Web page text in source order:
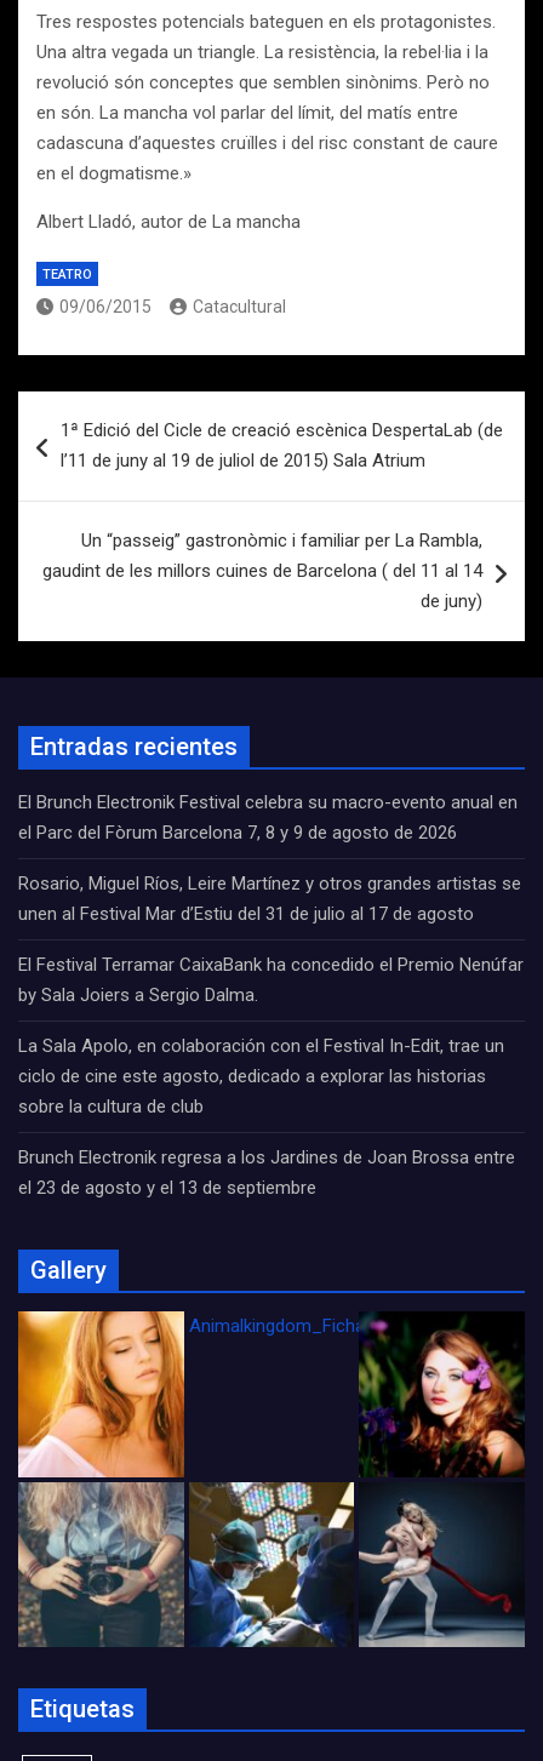
Tres respostes potencials bateguen en els protagonistes.
Una altra vegada un triangle. La resistència, la rebel·lia i la
revolució són conceptes que semblen sinònims. Però no
en són. La mancha vol parlar del límit, del matís entre
cadascuna d’aquestes cruïlles i del risc constant de caure
en el dogmatisme.»
Albert Lladó, autor de La mancha
TEATRO
09/06/2015 Catacultural
de
1ª Edició del Cicle de creació escènica DespertaLab (de
l’11 de juny al 19 de juliol de 2015) Sala Atrium
Un “passeig” gastronòmic i familiar per La Rambla,
gaudint de les millors cuines de Barcelona ( del 11 al 14
de juny)
Entradas recientes
El Brunch Electronik Festival celebra su macro-evento anual en
el Parc del Fòrum Barcelona 7, 8 y 9 de agosto de 2026
Rosario, Miguel Ríos, Leire Martínez y otros grandes artistas se
unen al Festival Mar d’Estiu del 31 de julio al 17 de agosto
El Festival Terramar CaixaBank ha concedido el Premio Nenúfar
by Sala Joiers a Sergio Dalma.
La Sala Apolo, en colaboración con el Festival In-Edit, trae un
ciclo de cine este agosto, dedicado a explorar las historias
sobre la cultura de club
Brunch Electronik regresa a los Jardines de Joan Brossa entre
el 23 de agosto y el 13 de septiembre
Gallery
Animalkingdom_FichaCine
Etiquetas